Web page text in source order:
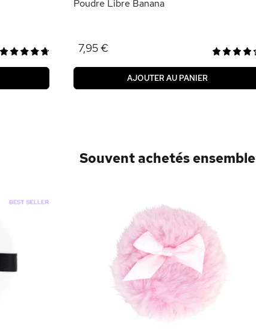
Poudre Libre Banana
7,95 €
AJOUTER AU PANIER
Souvent achetés ensemble